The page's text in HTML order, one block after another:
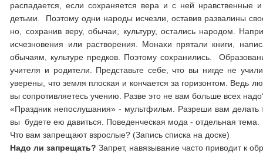
распадается, если сохраняется вера и с ней нравственные
детьми. Поэтому одни народы исчезли, оставив развалины
но, сохранив веру, обычаи, культуру, остались народом.
исчезновения или растворения. Монахи прятали книги,
обычаям, культуре предков. Поэтому сохранились.
учителя и родители. Представьте себе, что вы нигде не
уверены, что земля плоская и кончается за горизонтом. Ведь
вы сопротивляетесь учению. Разве это не вам больше всех
«Праздник непослушания» - мультфильм. Разреши вам делать
вы будете ею давиться. Поведенческая мода - отдельная тема.
Что вам запрещают взрослые? (Запись списка на доске)
Надо ли запрещать? Запрет, навязывание часто приводит к